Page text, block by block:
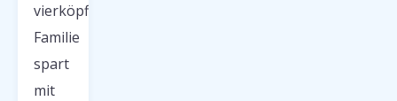
vierköpfige
Familie
spart
mit